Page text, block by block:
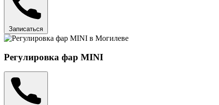
Записаться
Регулировка фар MINI